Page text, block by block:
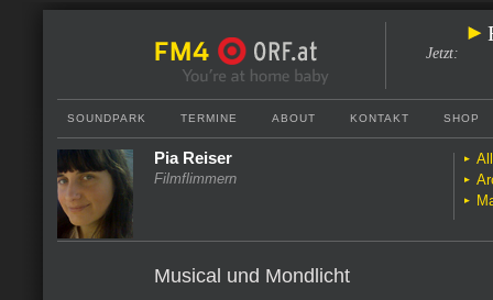
Jetzt:
SOUNDPARK TERMINE ABOUT KONTAKT SHOP
Pia Reiser
Filmflimmern
Musical und Mondlicht